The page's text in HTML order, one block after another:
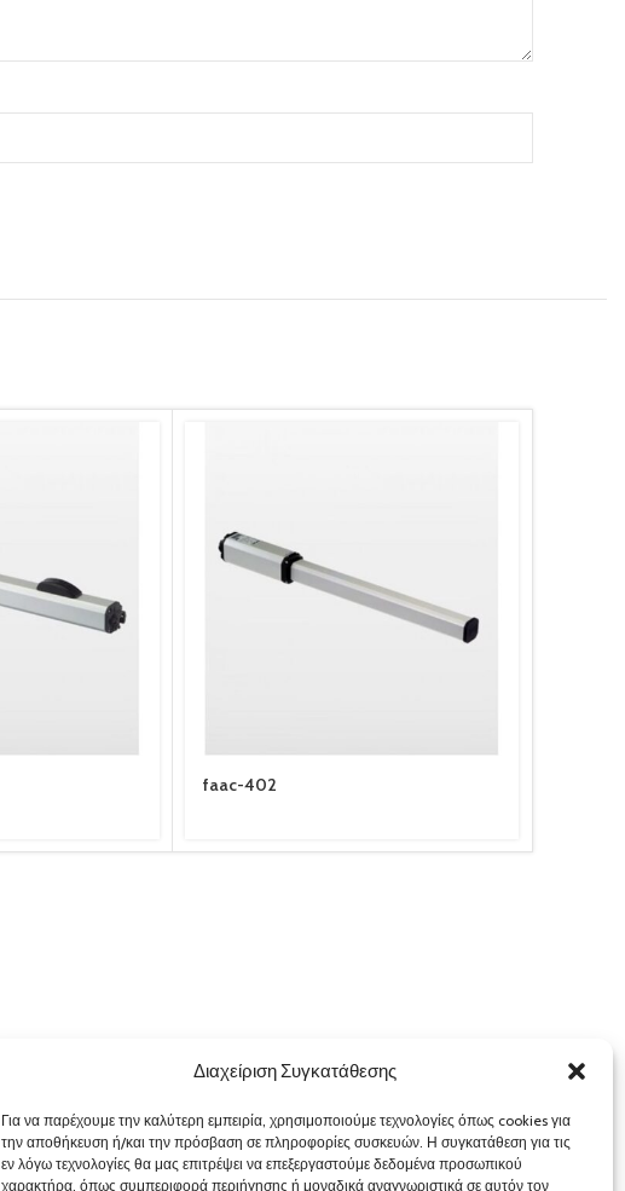
Διαχείριση Συγκατάθεσης
Για να παρέχουμε την καλύτερη εμπειρία, χρησιμοποιούμε τεχνολογίες όπως cookies για
την αποθήκευση ή/και την πρόσβαση σε πληροφορίες συσκευών. Η συγκατάθεση για τις
εν λόγω τεχνολογίες θα μας επιτρέψει να επεξεργαστούμε δεδομένα προσωπικού
χαρακτήρα, όπως συμπεριφορά περιήγησης ή μοναδικά αναγνωριστικά σε αυτόν τον
faac-402